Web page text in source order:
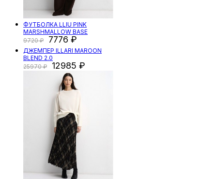
ФУТБОЛКА LLIU PINK
MARSHMALLOW BASE
9720
7776
ДЖЕМПЕР ILLARI MAROON
BLEND 2.0
25970
12985